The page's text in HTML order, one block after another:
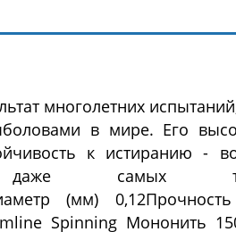
многолетних
в мире. Его
к истиранию -
самых
(мм)
Spinning Мононить